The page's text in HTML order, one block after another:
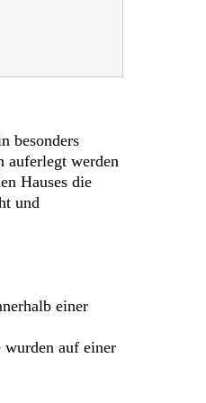
besonders
auferlegt werden
Hauses die
und
einer
wurden auf einer